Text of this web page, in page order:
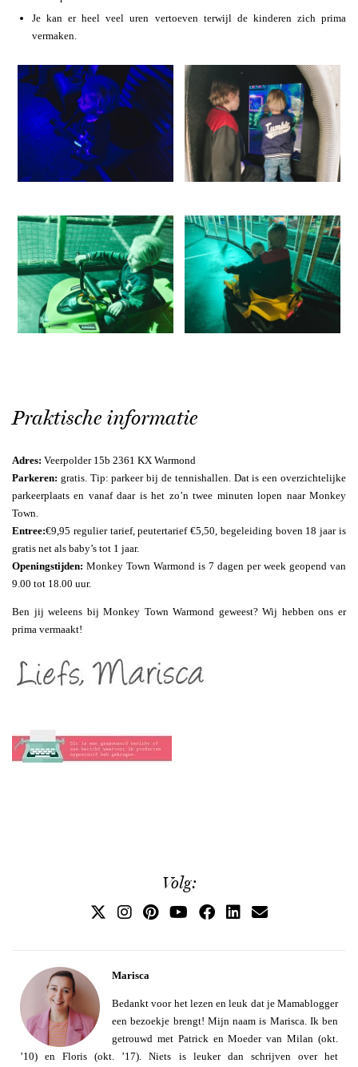
Je kan er heel veel uren vertoeven terwijl de kinderen zich prima
vermaken.
Praktische informatie
Adres: Veerpolder 15b 2361 KX Warmond
Parkeren: gratis. Tip: parkeer bij de tennishallen. Dat is een overzichtelijke
parkeerplaats en vanaf daar is het zo’n twee minuten lopen naar Monkey
Town.
Entree:€9,95 regulier tarief, peutertarief €5,50, begeleiding boven 18 jaar is
gratis net als baby’s tot 1 jaar.
Openingstijden: Monkey Town Warmond is 7 dagen per week geopend van
9.00 tot 18.00 uur.
Ben jij weleens bij Monkey Town Warmond geweest? Wij hebben ons er
prima vermaakt!
Volg:
Marisca
Bedankt voor het lezen en leuk dat je Mamablogger
een bezoekje brengt! Mijn naam is Marisca. Ik ben
getrouwd met Patrick en Moeder van Milan (okt.
’10) en Floris (okt. ’17). Niets is leuker dan schrijven over het